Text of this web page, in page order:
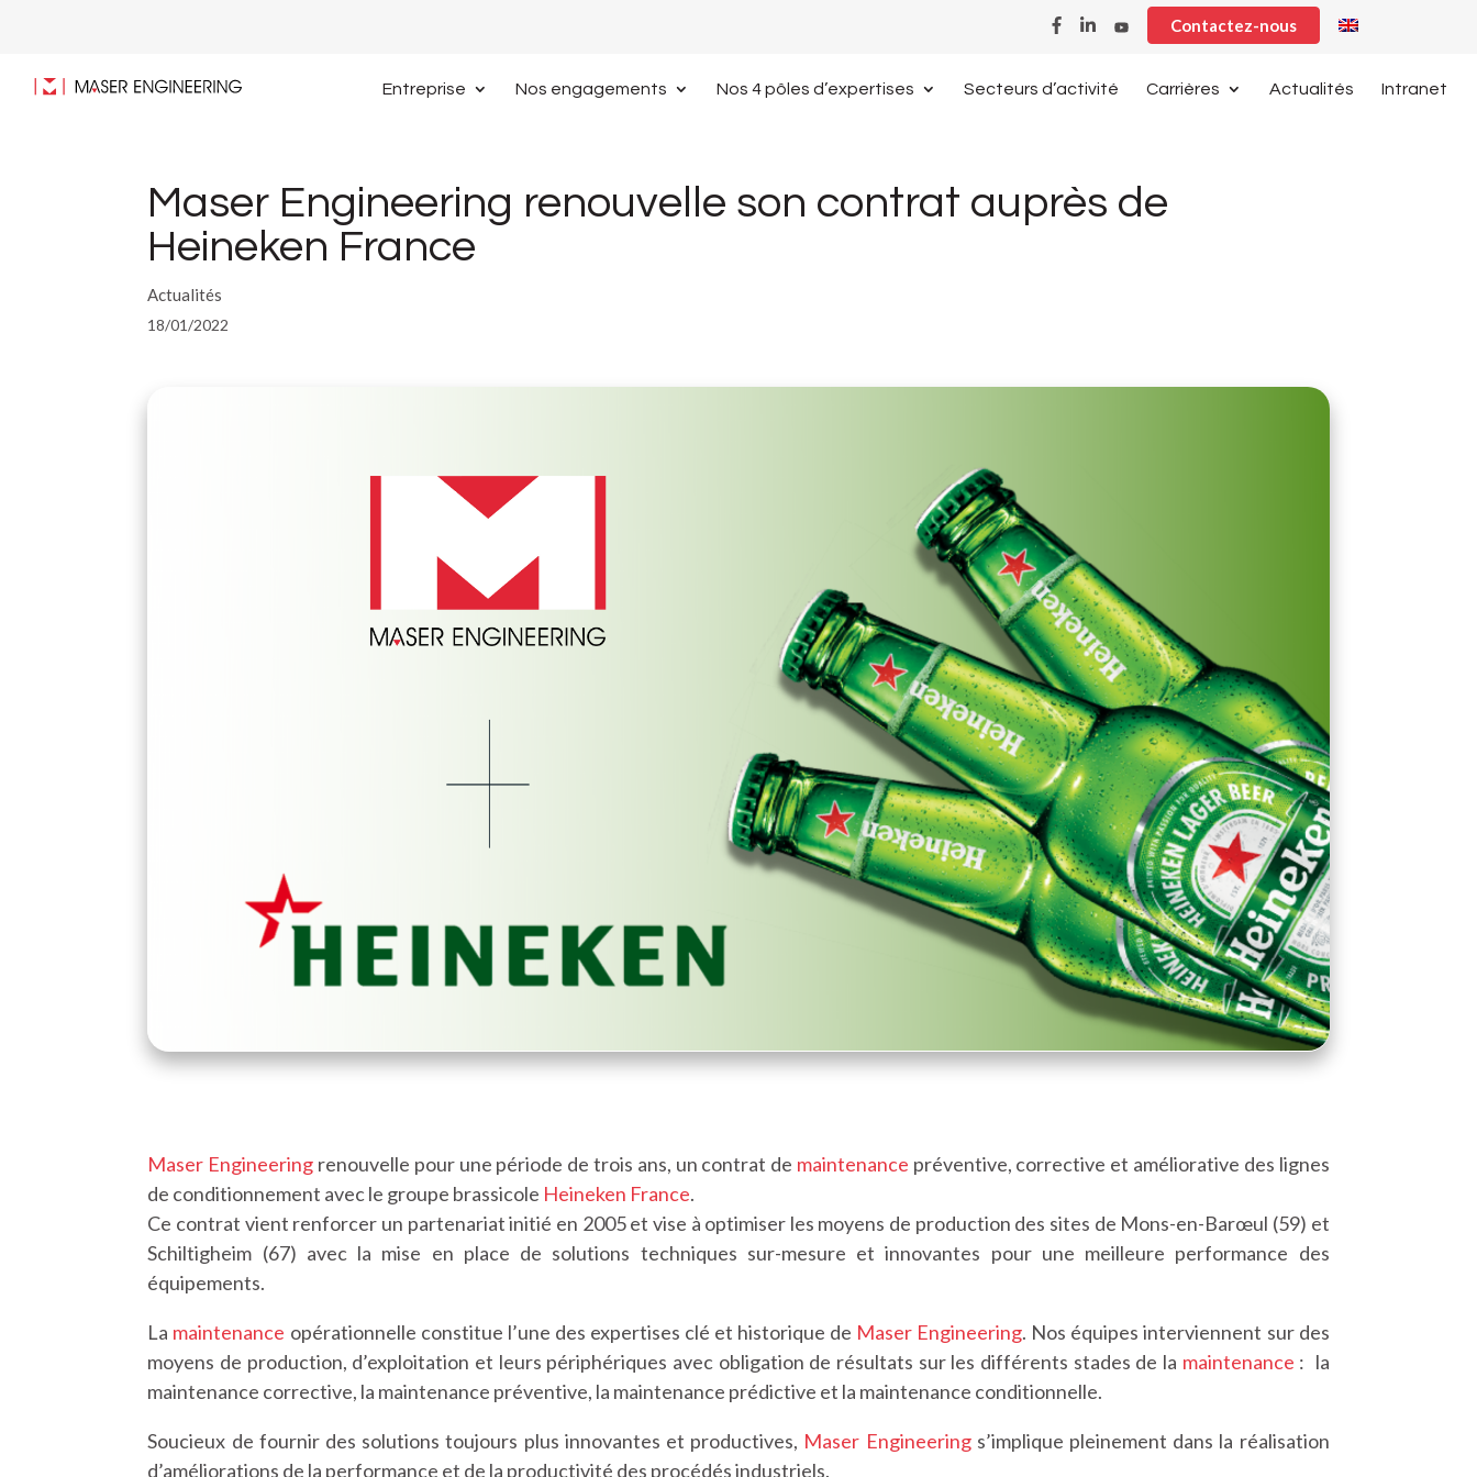
Contactez-nous
Entreprise Nos engagements Nos 4 pôles d’expertises Secteurs d’activité Carrières Actualités Intranet
Maser Engineering renouvelle son contrat auprès de
Heineken France
Actualités
18/01/2022
Maser Engineering renouvelle pour une période de trois ans, un contrat de maintenance préventive, corrective et améliorative des lignes
de conditionnement avec le groupe brassicole Heineken France.
Ce contrat vient renforcer un partenariat initié en 2005 et vise à optimiser les moyens de production des sites de Mons-en-Barœul (59) et
Schiltigheim (67) avec la mise en place de solutions techniques sur-mesure et innovantes pour une meilleure performance des
équipements.
La maintenance opérationnelle constitue l’une des expertises clé et historique de Maser Engineering. Nos équipes interviennent sur des
moyens de production, d’exploitation et leurs périphériques avec obligation de résultats sur les différents stades de la maintenance : la
maintenance corrective, la maintenance préventive, la maintenance prédictive et la maintenance conditionnelle.
Soucieux de fournir des solutions toujours plus innovantes et productives, Maser Engineerings’implique pleinement dans la réalisation
d’améliorations de la performance et de la productivité des procédés industriels.